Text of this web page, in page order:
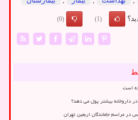
(1)
(0)
است
داروخانه بیشتر پول می دهد؟
در مراسم جاماندگان اربعین تهران